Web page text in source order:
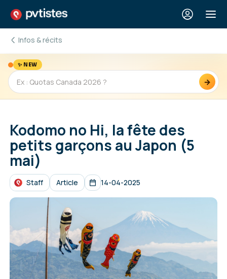
Infos & récits
✨ NEW
→
Kodomo no Hi, la fête des
petits garçons au Japon (5
mai)
Staff Article 14-04-2025